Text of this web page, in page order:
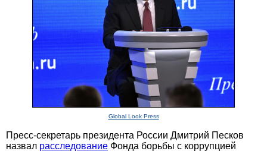
Global Look Press
Пресс-секретарь президента России Дмитрий Песков
назвал расследование Фонда борьбы с коррупцией